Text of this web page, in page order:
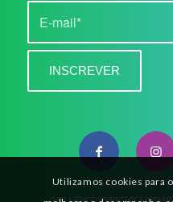
Utilizamos cookies para